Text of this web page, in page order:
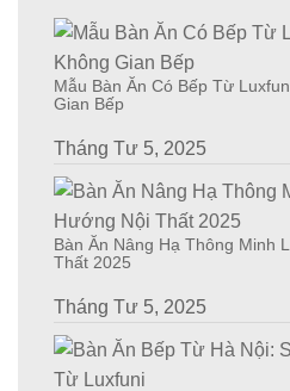
Mẫu Bàn Ăn Có Bếp Từ
Gian Bếp
Tháng Tư 5, 2025
Bàn Ăn Nâng Hạ Thông Minh
Thất 2025
Tháng Tư 5, 2025